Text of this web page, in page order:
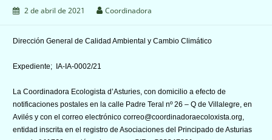
2 de abril de 2021 Coordinadora
Dirección General de Calidad Ambiental y Cambio Climático
Expediente; IA-IA-0002/21
La Coordinadora Ecologista d’Asturies, con domicilio a efecto de
notificaciones postales en la calle Padre Teral nº 26 – Q de Villalegre, en
Avilés y con el correo electrónico correo@coordinadoraecoloxista.org,
entidad inscrita en el registro de Asociaciones del Principado de Asturias